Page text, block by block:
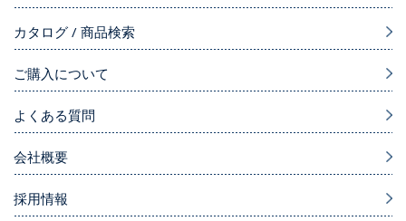
カタログ / 商品検索
ご購入について
よくある質問
会社概要
採用情報